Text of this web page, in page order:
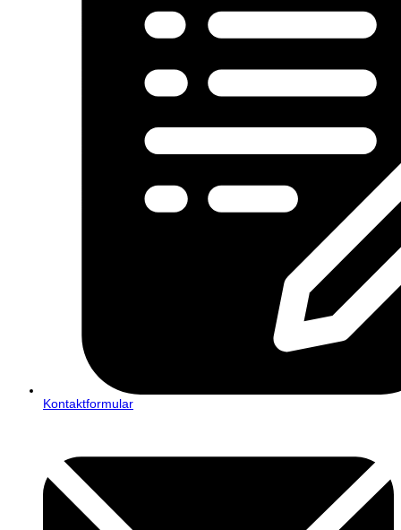
Kontaktformular